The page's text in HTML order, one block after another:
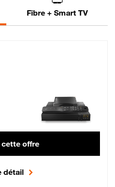
Fibre + Smart TV
Lite Fibre
offre
détail